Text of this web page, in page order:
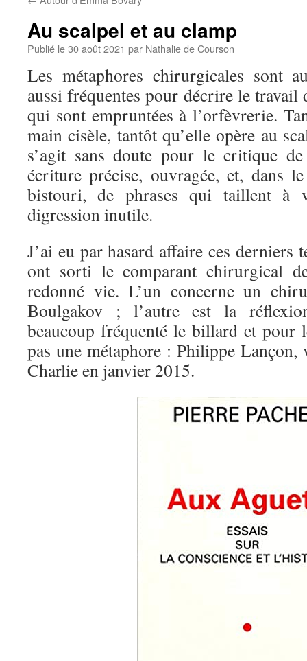
Au scalpel et au clamp
Publié le30 août 2021 par Nathalie de Courson
Les métaphores chirurgicales sont
aussi fréquentes pour décrire le travail
qui sont empruntées à l’orfèvrerie.
main cisèle, tantôt qu’elle opère au
s’agit sans doute pour le critique
écriture précise, ouvragée, et, dans
bistouri, de phrases qui taillent à
digression inutile.
J’ai eu par hasard affaire ces derniers
ont sorti le comparant chirurgical
redonné vie. L’un concerne un
Boulgakov ; l’autre est la
beaucoup fréquenté le billard et pour
pas une métaphore : Philippe Lançon,
Charlie en janvier 2015.